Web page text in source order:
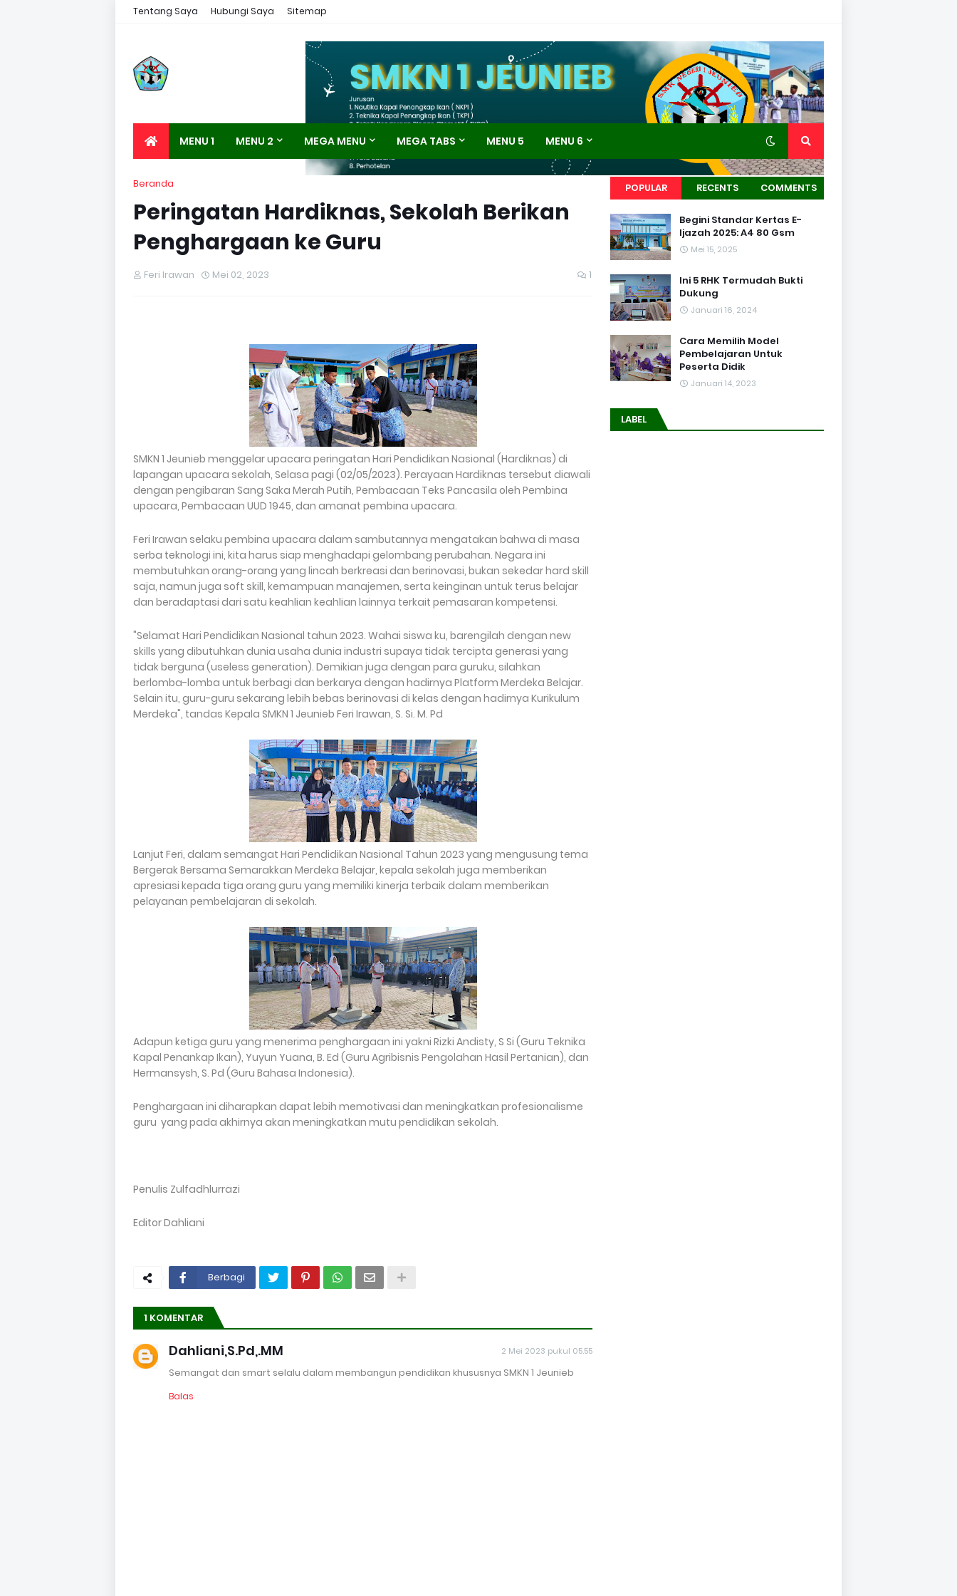
Tentang Saya Hubungi Saya Sitemap
MENU 1 MENU 2 MEGA MENU MEGA TABS MENU 5 MENU 6
Beranda
Peringatan Hardiknas, Sekolah Berikan
Penghargaan ke Guru
Feri Irawan Mei 02, 2023 1
SMKN 1 Jeunieb menggelar upacara peringatan Hari Pendidikan Nasional (Hardiknas) di
lapangan upacara sekolah, Selasa pagi (02/05/2023). Perayaan Hardiknas tersebut diawali
dengan pengibaran Sang Saka Merah Putih, Pembacaan Teks Pancasila oleh Pembina
upacara, Pembacaan UUD 1945, dan amanat pembina upacara.
Feri Irawan selaku pembina upacara dalam sambutannya mengatakan bahwa di masa
serba teknologi ini, kita harus siap menghadapi gelombang perubahan. Negara ini
membutuhkan orang-orang yang lincah berkreasi dan berinovasi, bukan sekedar hard skill
saja, namun juga soft skill, kemampuan manajemen, serta keinginan untuk terus belajar
dan beradaptasi dari satu keahlian keahlian lainnya terkait pemasaran kompetensi.
"Selamat Hari Pendidikan Nasional tahun 2023. Wahai siswa ku, barengilah dengan new
skills yang dibutuhkan dunia usaha dunia industri supaya tidak tercipta generasi yang
tidak berguna (useless generation). Demikian juga dengan para guruku, silahkan
berlomba-lomba untuk berbagi dan berkarya dengan hadirnya Platform Merdeka Belajar.
Selain itu, guru-guru sekarang lebih bebas berinovasi di kelas dengan hadirnya Kurikulum
Merdeka", tandas Kepala SMKN 1 Jeunieb Feri Irawan, S. Si. M. Pd
Lanjut Feri, dalam semangat Hari Pendidikan Nasional Tahun 2023 yang mengusung tema
Bergerak Bersama Semarakkan Merdeka Belajar, kepala sekolah juga memberikan
apresiasi kepada tiga orang guru yang memiliki kinerja terbaik dalam memberikan
pelayanan pembelajaran di sekolah.
Adapun ketiga guru yang menerima penghargaan ini yakni Rizki Andisty, S Si (Guru Teknika
Kapal Penankap Ikan), Yuyun Yuana, B. Ed (Guru Agribisnis Pengolahan Hasil Pertanian), dan
Hermansysh, S. Pd (Guru Bahasa Indonesia).
Penghargaan ini diharapkan dapat lebih memotivasi dan meningkatkan profesionalisme
guru yang pada akhirnya akan meningkatkan mutu pendidikan sekolah.
Penulis Zulfadhlurrazi
Editor Dahliani
Berbagi
1 KOMENTAR
Dahliani,S.Pd,.MM 2 Mei 2023 pukul 05.55
Semangat dan smart selalu dalam membangun pendidikan khususnya SMKN 1 Jeunieb
Balas
POPULAR RECENTS COMMENTS
Begini Standar Kertas E-
Ijazah 2025: A4 80 Gsm
Mei 15, 2025
Ini 5 RHK Termudah Bukti
Dukung
Januari 16, 2024
Cara Memilih Model
Pembelajaran Untuk
Peserta Didik
Januari 14, 2023
LABEL